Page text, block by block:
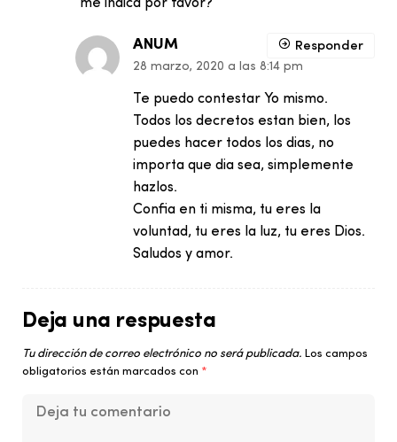
me indica por favor?
ANUM
28 marzo, 2020 a las 8:14 pm
Te puedo contestar Yo mismo.
Todos los decretos estan bien, los
puedes hacer todos los dias, no
importa que dia sea, simplemente
hazlos.
Confia en ti misma, tu eres la
voluntad, tu eres la luz, tu eres Dios.
Saludos y amor.
Responder
Deja una respuesta
Tu dirección de correo electrónico no será publicada. Los campos
obligatorios están marcados con *